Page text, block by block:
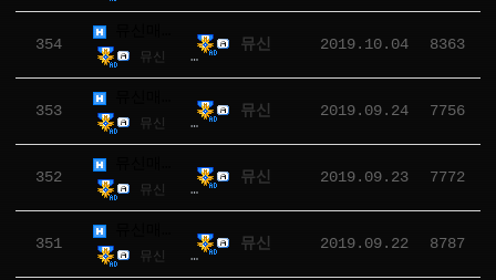
354
뮤신 8363
뮤신 2019.10.04 8363
353
뮤신 7756
뮤신 2019.09.24 7756
352
뮤신 7772
뮤신 2019.09.23 7772
351
뮤신 8787
뮤신 2019.09.22 8787